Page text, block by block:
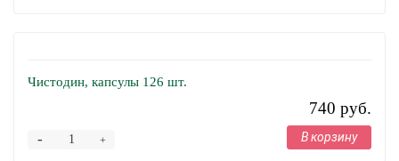
Чистодин, капсулы 126 шт.
740 руб.
+
- В корзину